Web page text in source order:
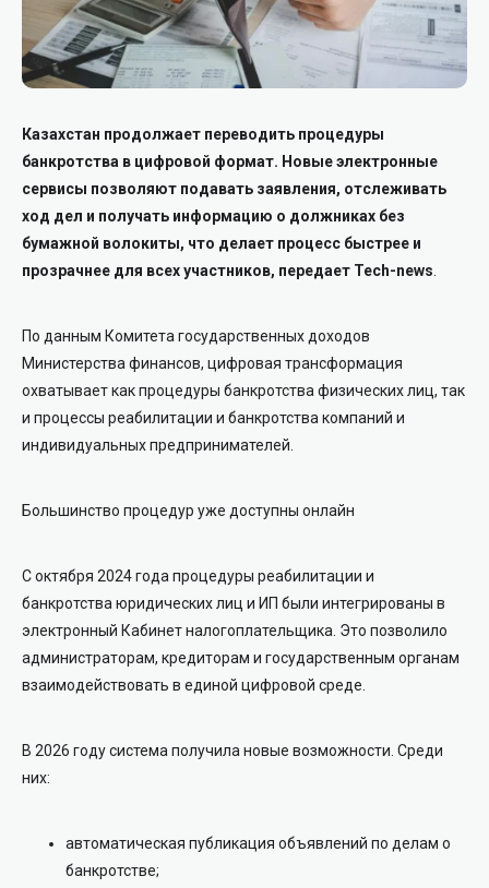
Казахстан продолжает переводить процедуры
банкротства в цифровой формат. Новые электронные
сервисы позволяют подавать заявления, отслеживать
ход дел и получать информацию о должниках без
бумажной волокиты, что делает процесс быстрее и
прозрачнее для всех участников, передает Tech-news
По данным Комитета государственных доходов
Министерства финансов, цифровая трансформация
охватывает как процедуры банкротства физических лиц, так
и процессы реабилитации и банкротства компаний и
индивидуальных предпринимателей.
Большинство процедур уже доступны онлайн
С октября 2024 года процедуры реабилитации и
банкротства юридических лиц и ИП были интегрированы в
электронный Кабинет налогоплательщика. Это позволило
администраторам, кредиторам и государственным органам
взаимодействовать в единой цифровой среде.
В 2026 году система получила новые возможности. Среди
них:
автоматическая публикация объявлений по делам о
банкротстве;